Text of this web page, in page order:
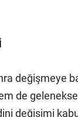
değişmeye
de
değişimi